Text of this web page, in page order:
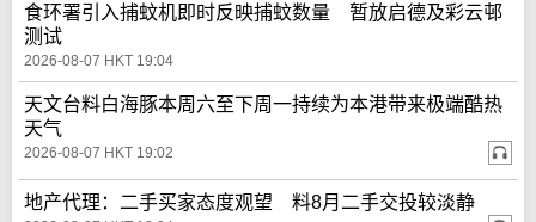
食环署引入捕蚊机即时反映捕蚊数量 暂放启德及彩云邨
测试
2026-08-07 HKT 19:04
天文台料白海豚本周六至下周一持续为本港带来极端酷热
天气
2026-08-07 HKT 19:02
地产代理：二手买家态度观望 料8月二手交投较淡静